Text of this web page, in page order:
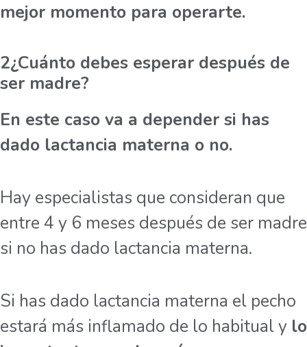
mejor momento para operarte.
2¿Cuánto debes esperar después de
ser madre?
En este caso va a depender si has
dado lactancia materna o no.
Hay especialistas que consideran que
entre 4 y 6 meses después de ser madre
si no has dado lactancia materna.
Si has dado lactancia materna el pecho
estará más inflamado de lo habitual y lo